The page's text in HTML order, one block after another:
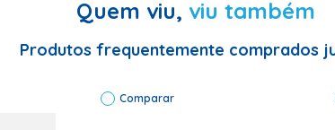
PESO LÍQUIDO:0,75 kg EAN 609963575398
Quem viu, viu também
Produtos frequentemente comprados
Comparar